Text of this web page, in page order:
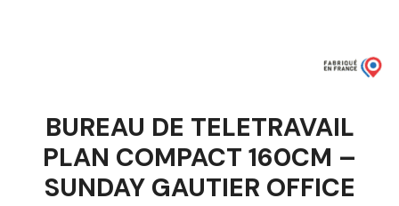
BUREAU DE TELETRAVAIL
PLAN COMPACT 160CM –
SUNDAY GAUTIER OFFICE